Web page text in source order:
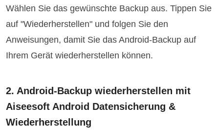
Wählen Sie das gewünschte Backup aus. Tippen Sie
auf "Wiederherstellen" und folgen Sie den
Anweisungen, damit Sie das Android-Backup auf
Ihrem Gerät wiederherstellen können.
2. Android-Backup wiederherstellen mit
Aiseesoft Android Datensicherung &
Wiederherstellung